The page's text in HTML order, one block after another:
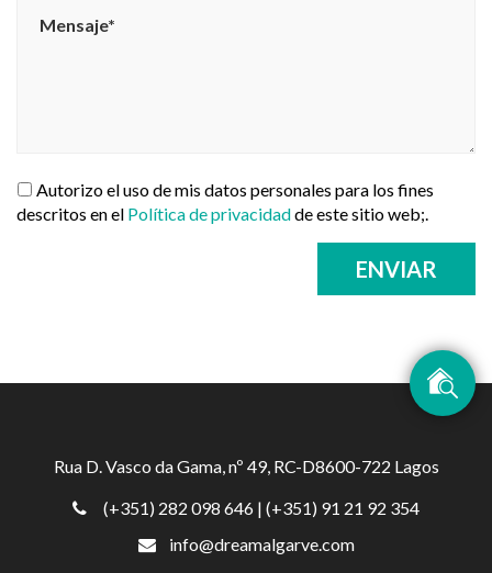
Autorizo el uso de mis datos personales para los fines
descritos en el Política de privacidadde este sitio web;.
ENVIAR
Rua D. Vasco da Gama, nº 49, RC-D8600-722 Lagos
(+351) 282 098 646 | (+351) 91 21 92 354
info@dreamalgarve.com